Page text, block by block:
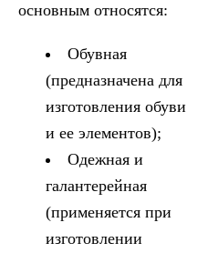
основным относятся:
Обувная
(предназначена для
изготовления обуви
и ее элементов);
Одежная и
галантерейная
(применяется при
изготовлении